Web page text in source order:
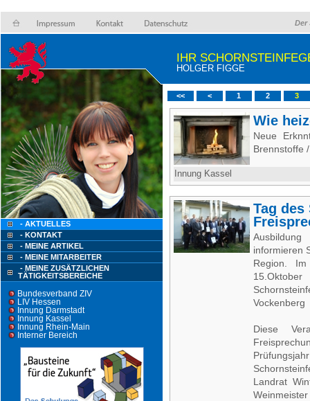
Der
- AKTUELLES
- KONTAKT
- MEINE ARTIKEL
- MEINE MITARBEITER
- MEINE ZUSÄTZLICHEN
TÄTIGKEITSBEREICHE
Bundesverband ZIV
LIV Hessen
Innung Darmstadt
Innung Kassel
Innung Rhein-Main
Interner Bereich
IHR
HOLGER FIGGE
<< < 1 2 3
Wie
Neue
Brennstoffe
Innung Kassel
Tag
informieren
Region. Im
Diese
Landrat